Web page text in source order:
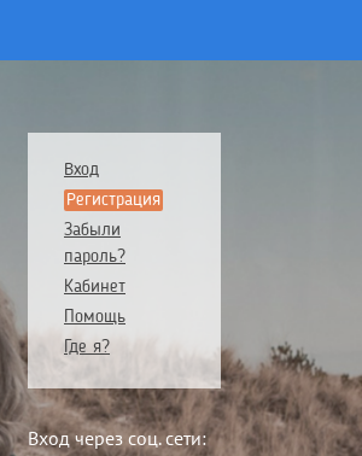
Вход
Регистрация
Забыли
пароль?
Кабинет
Помощь
Где я?
Вход через соц. сети: